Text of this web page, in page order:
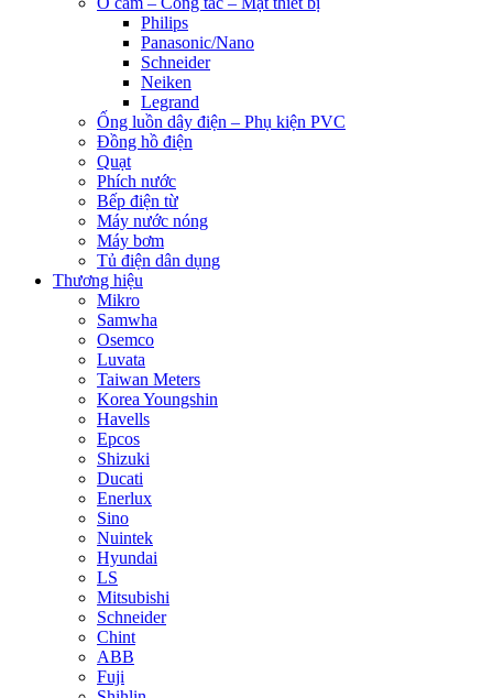
Philips
Panasonic/Nano
Schneider
Neiken
Legrand
Ống luồn dây điện – Phụ kiện PVC
Đồng hồ điện
Quạt
Phích nước
Bếp điện từ
Máy nước nóng
Máy bơm
Tủ điện dân dụng
Thương hiệu
Mikro
Samwha
Osemco
Luvata
Taiwan Meters
Korea Youngshin
Havells
Epcos
Shizuki
Ducati
Enerlux
Sino
Nuintek
Hyundai
LS
Mitsubishi
Schneider
Chint
ABB
Fuji